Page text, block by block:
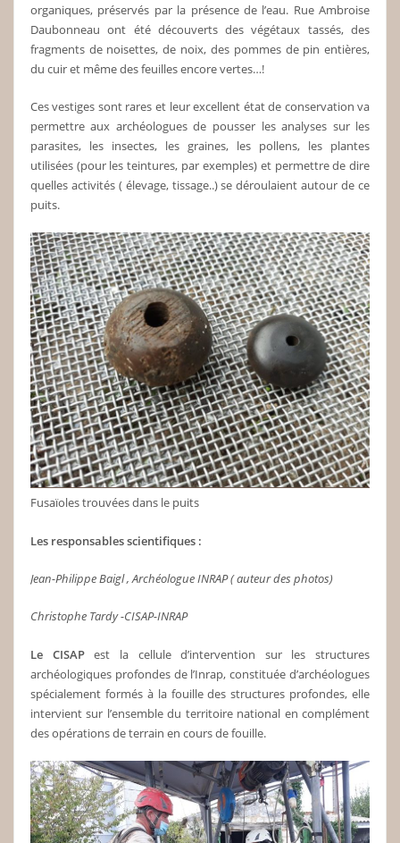
organiques, préservés par la présence de l’eau. Rue Ambroise
Daubonneau ont été découverts des végétaux tassés, des
fragments de noisettes, de noix, des pommes de pin entières,
du cuir et même des feuilles encore vertes…!
Ces vestiges sont rares et leur excellent état de conservation va
permettre aux archéologues de pousser les analyses sur les
parasites, les insectes, les graines, les pollens, les plantes
utilisées (pour les teintures, par exemples) et permettre de dire
quelles activités ( élevage, tissage..) se déroulaient autour de ce
puits.
Fusaïoles trouvées dans le puits
Les responsables scientifiques :
Jean-Philippe Baigl , Archéologue INRAP ( auteur des photos)
Christophe Tardy -CISAP-INRAP
Le CISAPest la cellule d’intervention sur les structures
archéologiques profondes de l’Inrap, constituée d’archéologues
spécialement formés à la fouille des structures profondes, elle
intervient sur l’ensemble du territoire national en complément
des opérations de terrain en cours de fouille.